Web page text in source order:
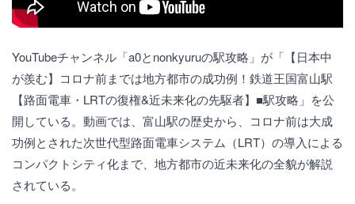
YouTubeチャンネル「a0とnonkyuruの駅攻略」が「【日本中
が羨む】コロナ前までは地方都市の成功例！鉄道王国富山駅
【路面電車・LRTの復権&近未来化の先駆者】■駅攻略」を公
開している。動画では、富山駅の歴史から、コロナ前は大成
功例とされた次世代型路面電車システム（LRT）の導入による
コンパクトシティ化まで、地方都市の近未来化の全貌が解説
されている。